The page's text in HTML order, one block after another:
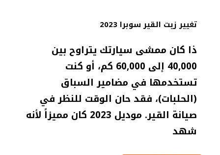
تغيير زيت القير سوبرا 2023
ذا كان ممشى سيارتك يتراوح بين
40,000 إلى 60,000 كم، أو كنت
تستخدمها في مضامير السباق
(الحلبات)، فقد حان الوقت للنظر في
صيانة القير. موديل 2023 كان مميزاً لأنه
شهد